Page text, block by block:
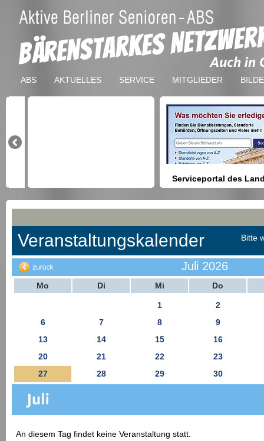
ABS AKTUELLES SERVICE MITGLIEDER
Serviceportal des
Berlin
Anmeldung bei Ämtern usw.
Veranstaltungskalender Bitte
Juli 2026
Mo Di Mi Do
1
2
6
7 8
9
13
14 15
16
20
21 22
23
27
28 29 30
An diesem Tag findet keine Veranstaltung statt.